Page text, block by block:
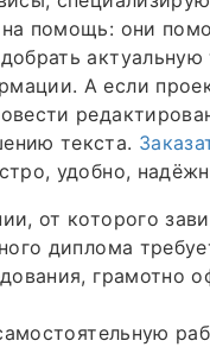
помощь: они
актуальную
А если
текста.
удобно,
от которого
диплома
грамотно